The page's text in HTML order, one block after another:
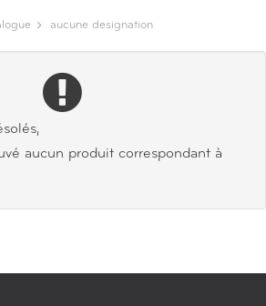
aucune designation
aucun produit correspondant à